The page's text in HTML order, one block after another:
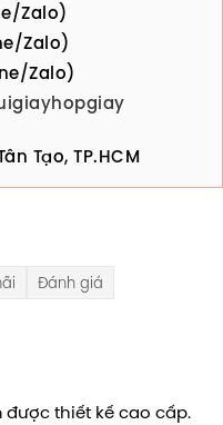
Zalo)
Zalo)
Zalo)
Tạo, TP.HCM
Đánh giá
được thiết kế cao cấp.